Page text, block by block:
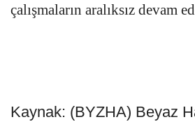
çalışmaların aralıksız devam
Kaynak: (BYZHA) Beyaz